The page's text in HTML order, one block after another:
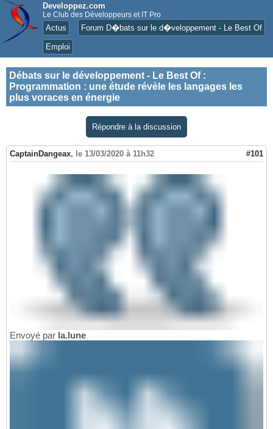
Developpez.com
Le Club des Développeurs et IT Pro
Actus Forum D�bats sur le d�veloppement - Le Best Of
Emploi
Débats sur le développement - Le Best Of:
Programmation : une étude révèle les langages les
plus voraces en énergie
Répondre à la discussion
CaptainDangeax, le 13/03/2020 à 11h32 #101
Envoyé par la.lune